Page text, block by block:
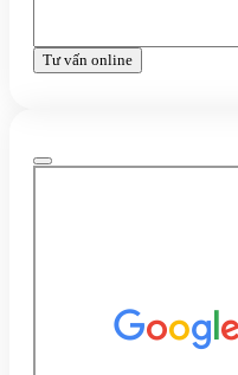
Tư vấn online